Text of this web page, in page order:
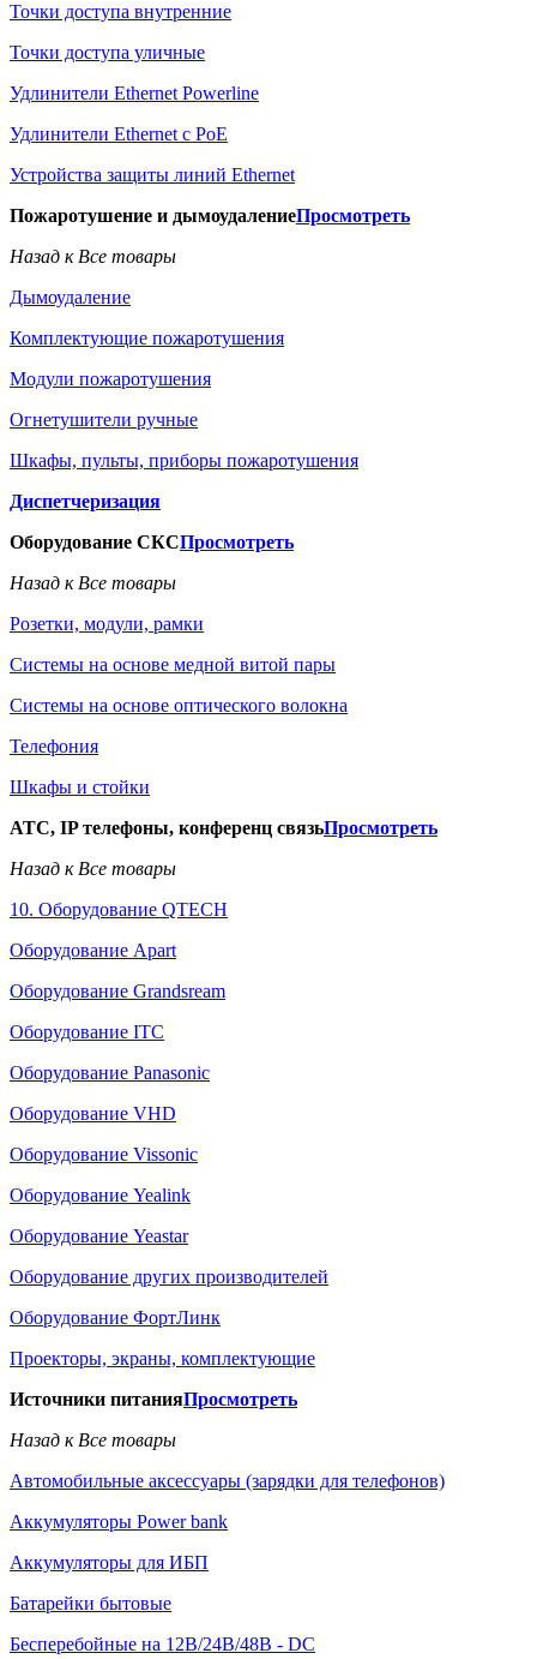
Точки доступа внутренние
Точки доступа уличные
Удлинители Ethernet Powerline
Удлинители Ethernet с PoE
Устройства защиты линий Ethernet
Пожаротушение и дымоудалениеПросмотреть
Назад к Все товары
Дымоудаление
Комплектующие пожаротушения
Модули пожаротушения
Огнетушители ручные
Шкафы, пульты, приборы пожаротушения
Диспетчеризация
Оборудование СКСПросмотреть
Назад к Все товары
Розетки, модули, рамки
Системы на основе медной витой пары
Системы на основе оптического волокна
Телефония
Шкафы и стойки
АТС, IP телефоны, конференц связьПросмотреть
Назад к Все товары
10. Оборудование QTECH
Оборудование Apart
Оборудование Grandsream
Оборудование ITC
Оборудование Panasonic
Оборудование VHD
Оборудование Vissonic
Оборудование Yealink
Оборудование Yeastar
Оборудование других производителей
Оборудование ФортЛинк
Проекторы, экраны, комплектующие
Источники питанияПросмотреть
Назад к Все товары
Автомобильные аксессуары (зарядки для телефонов)
Аккумуляторы Power bank
Аккумуляторы для ИБП
Батарейки бытовые
Бесперебойные на 12В/24В/48В - DC